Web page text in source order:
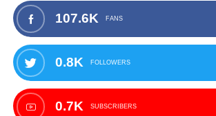
107.6K FANS
0.8K FOLLOWERS
0.7K SUBSCRIBERS